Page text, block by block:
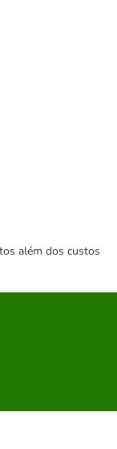
além dos custos